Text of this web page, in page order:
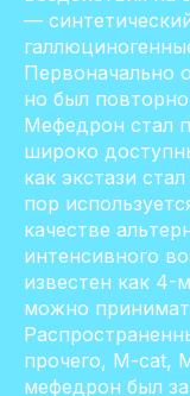
—
Первоначально
но был
Мефедрон стал
широко
как экстази
пор
качестве
интенсивного
известен как 4-
можно
прочего, M-cat,
мефедрон был